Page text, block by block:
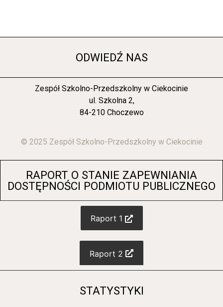
ODWIEDŹ NAS
Zespół Szkolno-Przedszkolny w Ciekocinie
ul. Szkolna 2,
84-210 Choczewo
© 2025 Zespół Szkolno-Przedszkolny w Ciekocinie
RAPORT O STANIE ZAPEWNIANIA
DOSTĘPNOŚCI PODMIOTU PUBLICZNEGO
Raport 1
Raport 2
STATYSTYKI